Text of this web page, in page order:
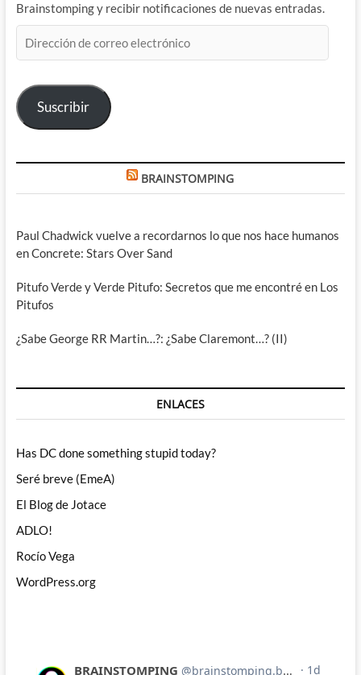
Brainstomping y recibir notificaciones de nuevas entradas.
de
electrónico
Suscribir
BRAINSTOMPING
Paul Chadwick vuelve a recordarnos lo que nos hace humanos
en Concrete: Stars Over Sand
Pitufo Verde y Verde Pitufo: Secretos que me encontré en Los
Pitufos
¿Sabe George RR Martin…?: ¿Sabe Claremont…? (II)
ENLACES
Has DC done something stupid today?
Seré breve (EmeA)
El Blog de Jotace
ADLO!
Rocío Vega
WordPress.org